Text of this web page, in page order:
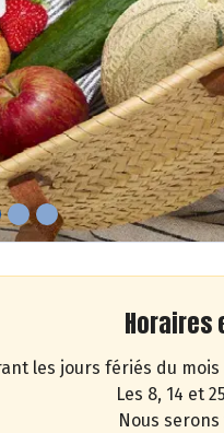
Horaires
les jours fériés du
Les 8, 14 et
Nous